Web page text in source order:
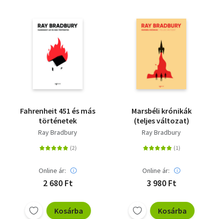
Fahrenheit 451 és más
történetek
Ray Bradbury
Online ár:
2 680 Ft
Kosárba
Marsbéli krónikák
(teljes változat)
Ray Bradbury
Online ár:
3 980 Ft
Kosárba